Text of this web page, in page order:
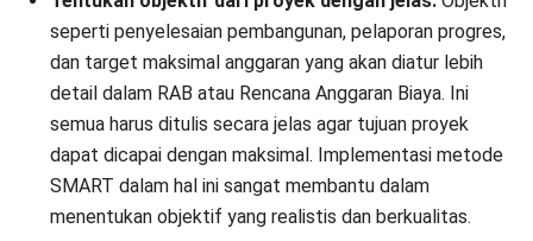
Download PDF
Kesimpulan
TOR atau Kerangka Acuan Kerja adalah fondasi krusial untuk
memastikan semua detail proyek, baik itu anggaran,